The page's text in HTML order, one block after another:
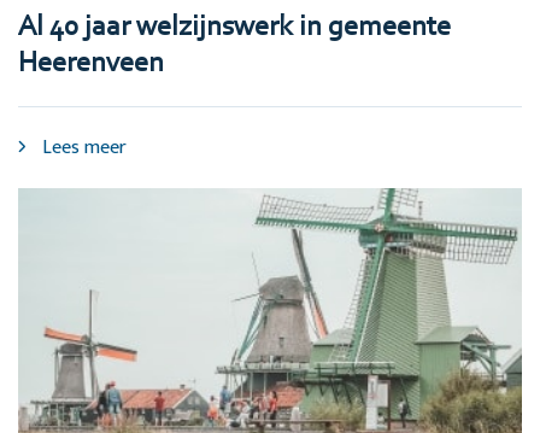
Al 40 jaar welzijnswerk in gemeente
Heerenveen
Lees meer